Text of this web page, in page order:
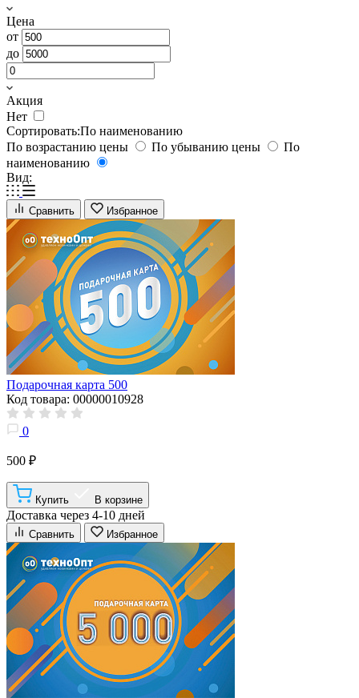
Цена
от
до
Акция
Нет
Сортировать:По наименованию
По возрастанию цены
По убыванию цены
По
наименованию
Вид:
Сравнить Избранное
Подарочная карта 500
Код товара: 00000010928
0
500 ₽
Купить В корзине
Доставка через 4-10 дней
Сравнить Избранное